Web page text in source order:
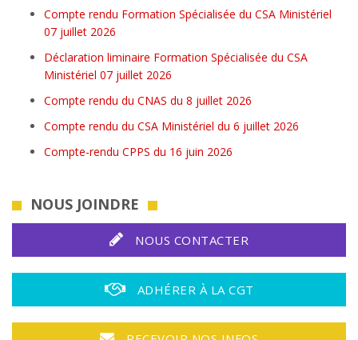
Compte rendu Formation Spécialisée du CSA Ministériel
07 juillet 2026
Déclaration liminaire Formation Spécialisée du CSA
Ministériel 07 juillet 2026
Compte rendu du CNAS du 8 juillet 2026
Compte rendu du CSA Ministériel du 6 juillet 2026
Compte-rendu CPPS du 16 juin 2026
NOUS JOINDRE
NOUS CONTACTER
ADHÉRER À LA CGT